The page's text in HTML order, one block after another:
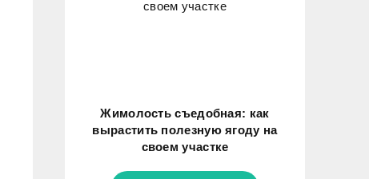
Жимолость съедобная: как
вырастить полезную ягоду на
своем участке